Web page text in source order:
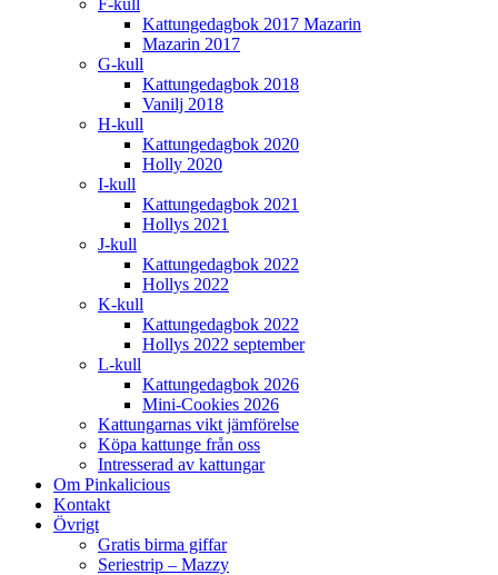
F-kull
Kattungedagbok 2017 Mazarin
Mazarin 2017
G-kull
Kattungedagbok 2018
Vanilj 2018
H-kull
Kattungedagbok 2020
Holly 2020
I-kull
Kattungedagbok 2021
Hollys 2021
J-kull
Kattungedagbok 2022
Hollys 2022
K-kull
Kattungedagbok 2022
Hollys 2022 september
L-kull
Kattungedagbok 2026
Mini-Cookies 2026
Kattungarnas vikt jämförelse
Köpa kattunge från oss
Intresserad av kattungar
Om Pinkalicious
Kontakt
Övrigt
Gratis birma giffar
Seriestrip – Mazzy